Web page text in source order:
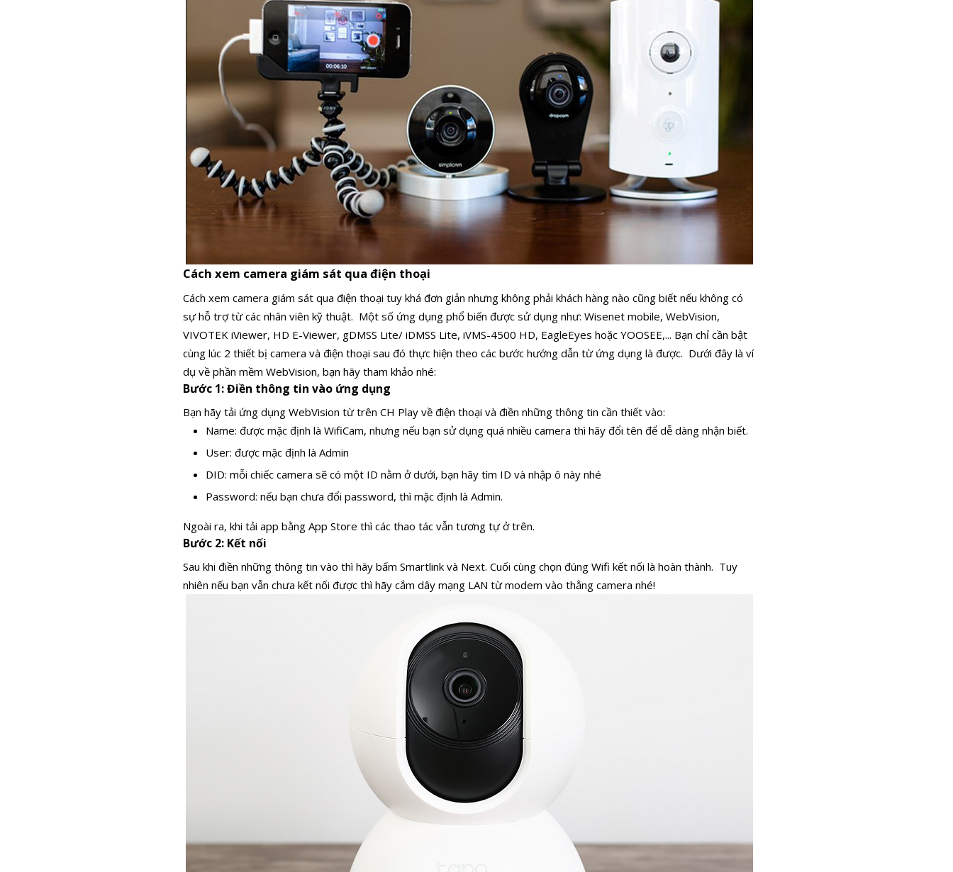
Cách xem camera giám sát qua điện thoại
Cách xem camera giám sát qua điện thoại tuy khá đơn giản nhưng không phải khách hàng nào cũng biết nếu không có
sự hỗ trợ từ các nhân viên kỹ thuật. Một số ứng dụng phổ biến được sử dụng như:Wisenet mobile, WebVision,
VIVOTEK iViewer, HD E-Viewer, gDMSS Lite/ iDMSS Lite, iVMS-4500 HD, EagleEyes hoặc YOOSEE,... Bạn chỉ cần bật
cùng lúc 2 thiết bị camera và điện thoại sau đó thực hiện theo các bước hướng dẫn từ ứng dụng là được. Dưới đây là ví
dụ về phần mềmWebVision, bạn hãy tham khảo nhé:
Bước 1: Điền thông tin vào ứng dụng
Bạn hãy tải ứng dụng WebVision từ trên CH Play về điện thoại và điền những thông tin cần thiết vào:
Name: được mặc định là WifiCam, nhưng nếu bạn sử dụng quá nhiều camera thì hãy đổi tên để dễ dàng nhận biết.
User: được mặc định là Admin
DID: mỗi chiếc camera sẽ có một ID nằm ở dưới, bạn hãy tìm ID và nhập ô này nhé
Password: nếu bạn chưa đổi password, thì mặc định là Admin.
Ngoài ra, khi tải app bằng App Store thì các thao tác vẫn tương tự ở trên.
Bước 2: Kết nối
Sau khi điền những thông tin vào thì hãy bấm Smartlink và Next. Cuối cùng chọn đúng Wifi kết nối là hoàn thành. Tuy
nhiên nếu bạn vẫn chưa kết nối được thì hãy cắm dây mạng LAN từ modem vào thẳng camera nhé!